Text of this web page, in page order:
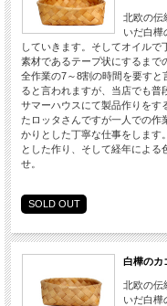
北欧の伝
いだ白樺
していきます。そしてオイル
素材であるテープ状にするまで
全作業の7～8割の時間を要す
ると言われますが、当店でも普
サマーハウスにて製品作りをす
たロッタさんですが一人での作
かりとした丁寧な仕事をします
とした作り、そして経年による
せ。
SOLD OUT
白樺
北欧の伝
いだ白樺